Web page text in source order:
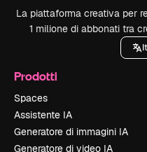
La piattaforma creativa per
1 milione di abbonati tra
Prodotti
Spaces
Assistente IA
Generatore di immagini IA
Generatore di video IA